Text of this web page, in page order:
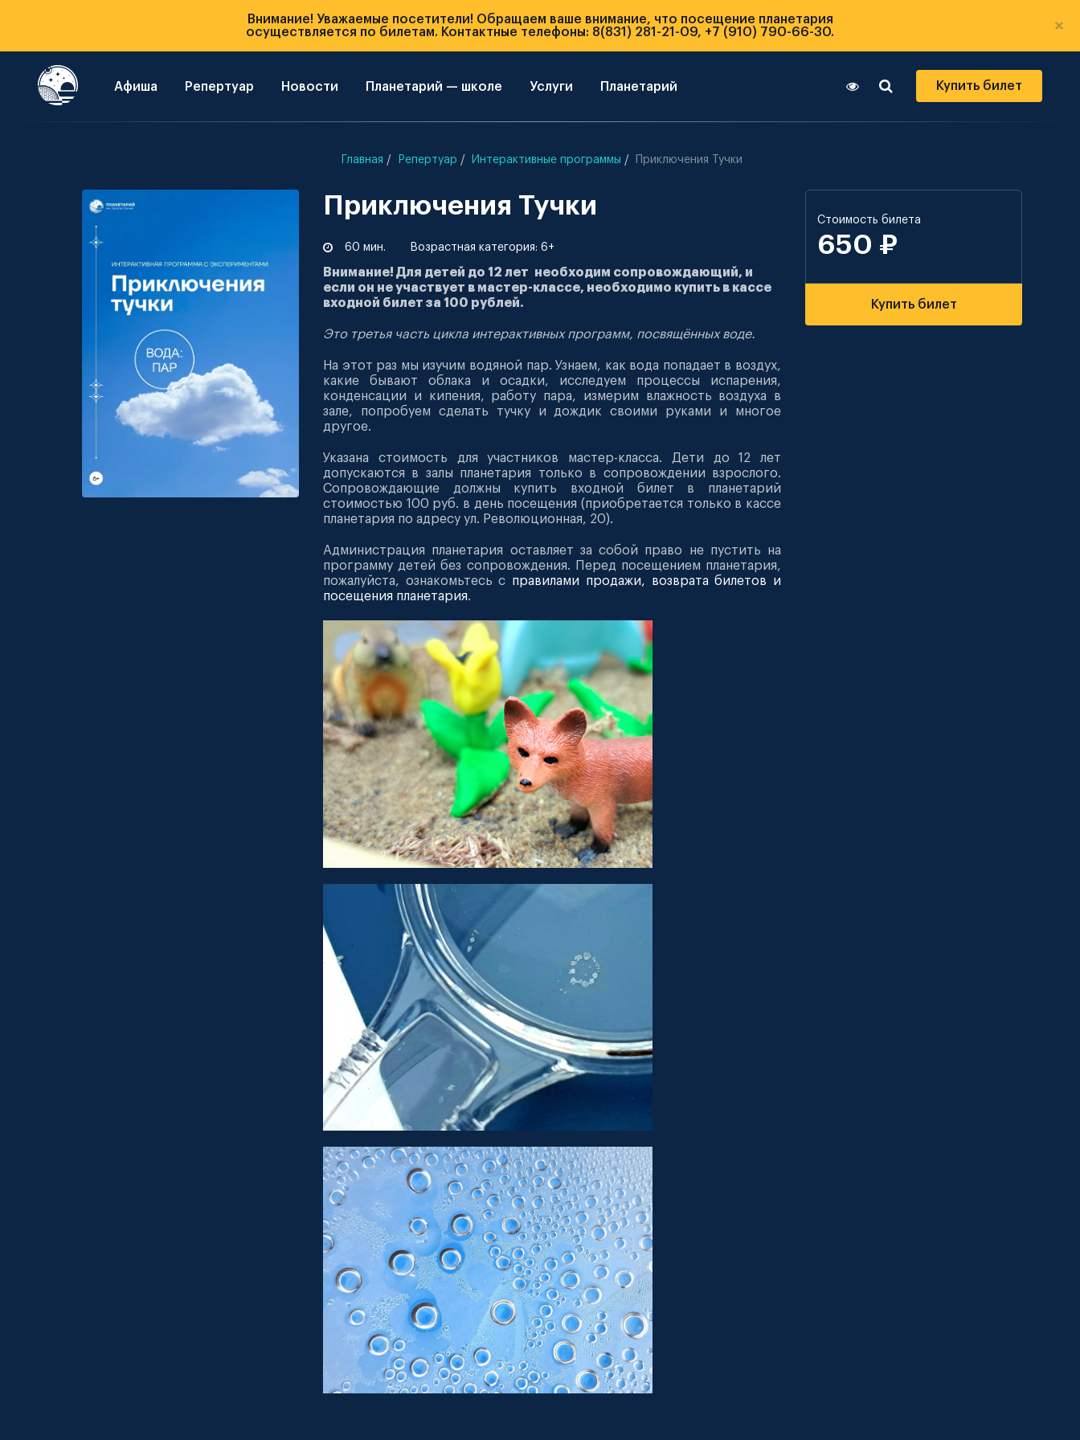
Внимание! Уважаемые посетители! Обращаем ваше внимание, что посещение планетария
осуществляется по билетам. Контактные телефоны: 8(831) 281-21-09, +7 (910) 790-66-30.
×
Афиша Репертуар Новости Планетарий — школе Услуги Планетарий Купить билет
Главная Репертуар Интерактивные программы Приключения Тучки
Приключения Тучки
60 мин. Возрастная категория: 6+
Внимание! Для детей до 12 лет необходим сопровождающий, и
если он не участвует в мастер-классе, необходимо купить в кассе
входной билет за 100 рублей.
Это третья часть цикла интерактивных программ, посвящённых воде.
На этот раз мы изучим водяной пар. Узнаем, как вода попадает в воздух,
какие бывают облака и осадки, исследуем процессы испарения,
конденсации и кипения, работу пара, измерим влажность воздуха в
зале, попробуем сделать тучку и дождик своими руками и многое
другое.
Указана стоимость для участников мастер-класса. Дети до 12 лет
допускаются в залы планетария только в сопровождении взрослого.
Сопровождающие должны купить входной билет в планетарий
стоимостью 100 руб. в день посещения (приобретается только в кассе
планетария по адресу ул. Революционная, 20).
Администрация планетария оставляет за собой право не пустить на
программу детей без сопровождения. Перед посещением планетария,
пожалуйста, ознакомьтесь с правилами продажи, возврата билетов и
посещения планетария.
Стоимость билета
650 ₽
Купить билет